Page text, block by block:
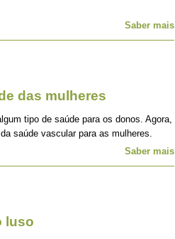
Saber mais
das mulheres
tipo de saúde para os donos. Agora,
saúde vascular para as mulheres.
Saber mais
luso